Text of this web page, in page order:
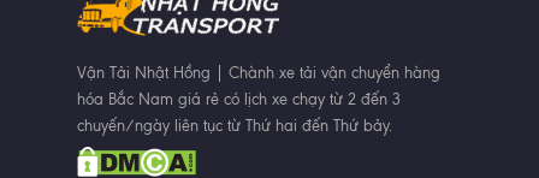
Vận Tải Nhật Hồng | Chành xe tải vận chuyển hàng
hóa Bắc Nam giá rẻ có lịch xe chạy từ 2 đến 3
chuyến/ngày liên tục từ Thứ hai đến Thứ bảy.